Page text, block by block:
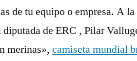
de tu equipo o empresa. A la
de ERC , Pilar
merinas»,camiseta mundial